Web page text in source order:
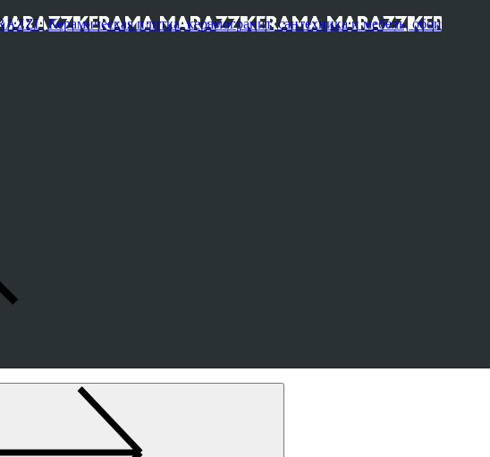
плитка, керамогранит, сантехника и мебель, обои